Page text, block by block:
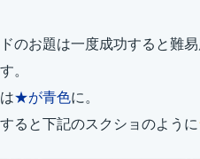
のお題は一度成功すると難
。
★が青色に。
ると下記のスクショのように